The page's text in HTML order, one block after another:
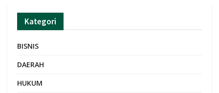
Kategori
BISNIS
DAERAH
HUKUM